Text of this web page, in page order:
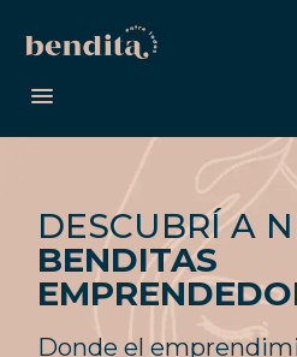
DESCUBRÍ A
BENDITAS
Donde el